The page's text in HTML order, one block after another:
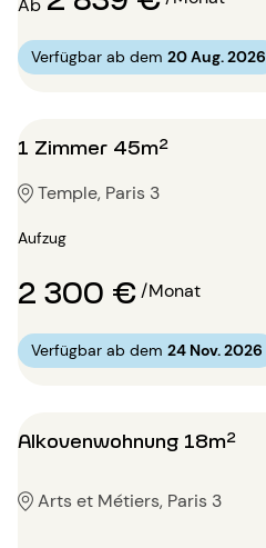
Ab
Verfügbar ab dem 20 Aug. 2026
1 Zimmer 45m²
Temple, Paris 3
Aufzug
2 300 €/Monat
Verfügbar ab dem 24 Nov. 2026
Alkovenwohnung 18m²
Arts et Métiers, Paris 3